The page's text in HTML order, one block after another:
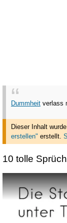
Dummheit verlass
Dieser Inhalt
erstellen" erstellt.
10 tolle